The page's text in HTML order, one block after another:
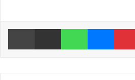
بينتيريست ماسنجر واتساب مشاركة عبر البريد